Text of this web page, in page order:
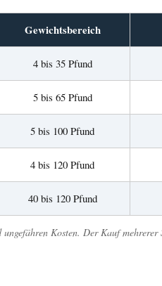
Gewichtsbereich
4 bis 35 Pfund
5 bis 65 Pfund
5 bis 100 Pfund
4 bis 120 Pfund
40 bis 120 Pfund
Kosten. Der Kauf